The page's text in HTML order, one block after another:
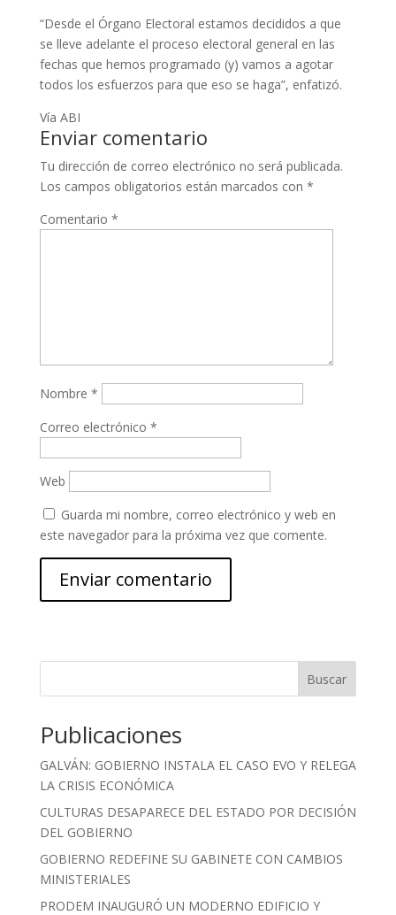
“Desde el Órgano Electoral estamos decididos a que
se lleve adelante el proceso electoral general en las
fechas que hemos programado (y) vamos a agotar
todos los esfuerzos para que eso se haga”, enfatizó.
Vía ABI
Enviar comentario
Tu dirección de correo electrónico no será publicada.
Los campos obligatorios están marcados con *
Comentario *
Nombre *
Correo electrónico *
Web
Guarda mi nombre, correo electrónico y web en
este navegador para la próxima vez que comente.
Buscar
Publicaciones
GALVÁN: GOBIERNO INSTALA EL CASO EVO Y RELEGA
LA CRISIS ECONÓMICA
CULTURAS DESAPARECE DEL ESTADO POR DECISIÓN
DEL GOBIERNO
GOBIERNO REDEFINE SU GABINETE CON CAMBIOS
MINISTERIALES
PRODEM INAUGURÓ UN MODERNO EDIFICIO Y